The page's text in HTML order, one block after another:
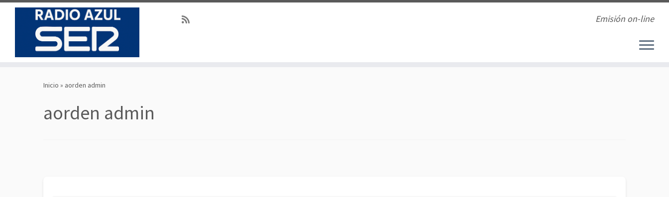
Emisión on-line
Inicio » aorden admin
aorden admin